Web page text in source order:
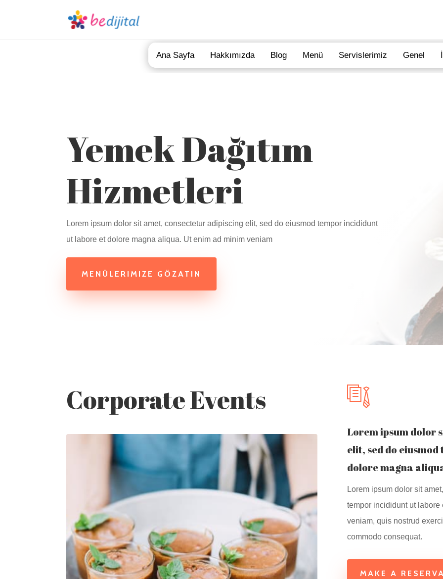
Ana Sayfa Hakkımızda Blog Menü Servislerimiz Genel
Yemek Dağıtım
Hizmetleri
Lorem ipsum dolor sit amet, consectetur adipiscing elit, sed do eiusmod tempor incididunt
ut labore et dolore magna aliqua. Ut enim ad minim veniam
MENÜLERIMIZE GÖZATIN
Corporate Events
Lorem ipsum dolor
elit, sed do
dolore magna
Lorem ipsum dolor sit
tempor incididunt ut
veniam, quis nostrud
commodo consequat.
MAKE A